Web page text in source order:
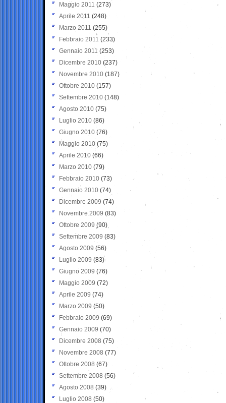
Maggio 2011 (273)
Aprile 2011 (248)
Marzo 2011 (255)
Febbraio 2011 (233)
Gennaio 2011 (253)
Dicembre 2010 (237)
Novembre 2010 (187)
Ottobre 2010 (157)
Settembre 2010 (148)
Agosto 2010 (75)
Luglio 2010 (86)
Giugno 2010 (76)
Maggio 2010 (75)
Aprile 2010 (66)
Marzo 2010 (79)
Febbraio 2010 (73)
Gennaio 2010 (74)
Dicembre 2009 (74)
Novembre 2009 (83)
Ottobre 2009 (90)
Settembre 2009 (83)
Agosto 2009 (56)
Luglio 2009 (83)
Giugno 2009 (76)
Maggio 2009 (72)
Aprile 2009 (74)
Marzo 2009 (50)
Febbraio 2009 (69)
Gennaio 2009 (70)
Dicembre 2008 (75)
Novembre 2008 (77)
Ottobre 2008 (67)
Settembre 2008 (56)
Agosto 2008 (39)
Luglio 2008 (50)